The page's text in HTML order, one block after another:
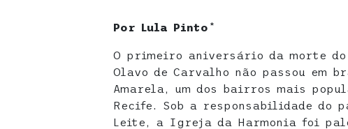
Por Lula Pinto *
O primeiro aniversário da morte
Olavo de Carvalho não passou em
Amarela, um dos bairros mais
Recife. Sob a responsabilidade do
Leite, a Igreja da Harmonia foi